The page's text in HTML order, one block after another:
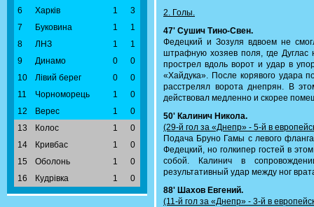
6
Харків 1
3
7
Буковина 1
1
8
ЛНЗ 1
1
9
Динамо 0
0
10
Лівий берег 0
0
11
Чорноморець 1
0
12
Верес 1
0
13
Колос 1
0
14
Кривбас 1
0
15
Оболонь 1
0
16
Кудрівка 1 0
2. Голы.
47' Сушич Тино-Свен.
Федецкий и Зозуля вдвоем не
штрафную хозяев поля, где Дуглас
прострел вдоль ворот и удар в
«Хайдука». После корявого удара
расстрелял ворота днепрян. В
действовал медленно и скорее
50' Калинич Никола.
(29-й гол за «Днепр» - 5-й в
Подача Бруно Гамы с левого
Федецкий, но голкипер гостей в
собой. Калинич в
результативный удар между ног
88' Шахов Евгений.
(11-й гол за «Днепр» - 3-й в